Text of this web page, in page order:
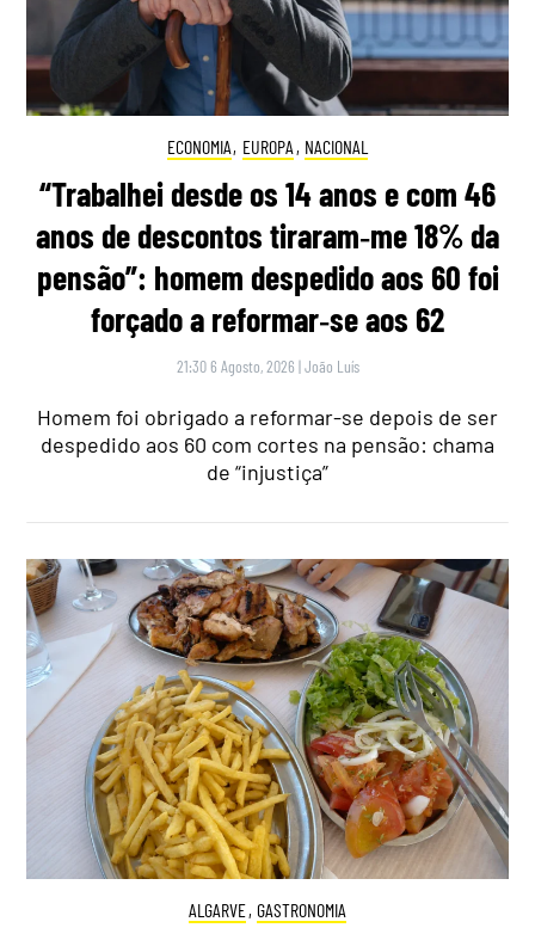
ECONOMIA, EUROPA , NACIONAL
“Trabalhei desde os 14 anos e com 46
anos de descontos tiraram‑me 18% da
pensão”: homem despedido aos 60 foi
forçado a reformar‑se aos 62
21:30 6 Agosto, 2026 |João Luís
Homem foi obrigado a reformar-se depois de ser
despedido aos 60 com cortes na pensão: chama
de “injustiça”
ALGARVE, GASTRONOMIA